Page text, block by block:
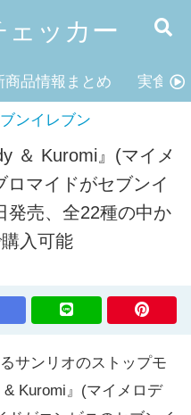
ェッカー
商品情報まとめ 実食レ
ンイレブン
＆ Kuromi』(マイメ
ロマイドがセブンイ
発売、全22種の中か
入可能
サンリオのストップモ
Kuromi』(マイメロデ